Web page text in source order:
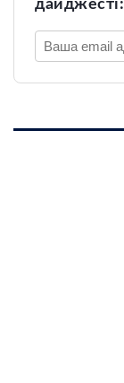
дайджесті: